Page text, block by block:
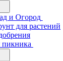
и Огород
для растений
пикника